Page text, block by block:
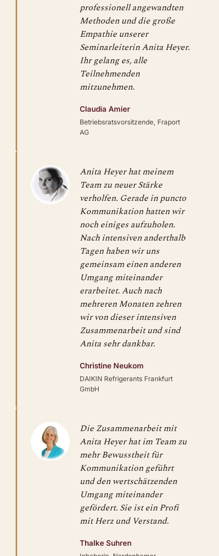
professionell angewandten
Methoden und die große
Empathie unserer
Seminarleiterin Anita Heyer.
Ihr gelang es, alle
Teilnehmenden
mitzunehmen.
Claudia Amier
Betriebsratsvorsitzende, Fraport
AG
Anita Heyer hat meinem
Team zu neuer Stärke
verholfen. Gerade in puncto
Kommunikation hatten wir
noch einiges aufzuholen.
Nach intensiven anderthalb
Tagen haben wir uns
gemeinsam einen anderen
Umgang miteinander
erarbeitet. Auch nach
mehreren Monaten zehren
wir von dieser intensiven
Zusammenarbeit und sind
Anita sehr dankbar.
Christine Neukom
DAIKIN Refrigerants Frankfurt
GmbH
Die Zusammenarbeit mit
Anita Heyer hat im Team zu
mehr Bewusstheit für
Kommunikation geführt
und den wertschätzenden
Umgang miteinander
gefördert. Sie ist ein Profi
mit Herz und Verstand.
Thalke Suhren